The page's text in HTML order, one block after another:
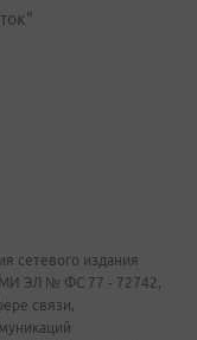
сетевого издания
ЭЛ № ФС 77 - 72742,
связи,